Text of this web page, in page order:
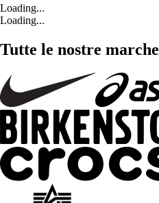
Loading...
Loading...
Tutte le nostre marche